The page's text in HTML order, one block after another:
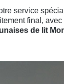
service
final,
de lit